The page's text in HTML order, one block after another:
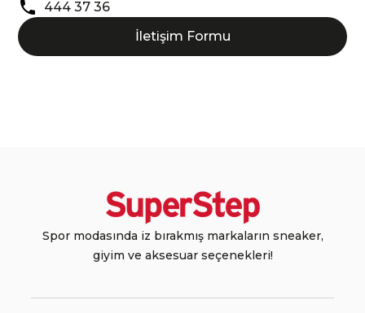
444 37 36
İletişim Formu
Spor modasında iz bırakmış markaların sneaker,
giyim ve aksesuar seçenekleri!